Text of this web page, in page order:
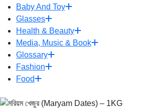
Baby And Toy
Glasses
Health & Beauty
Media, Music & Book
Glossary
Fashion
Food